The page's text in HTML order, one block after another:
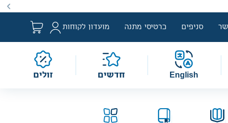
למבצע לפי הגדרת החוק. מבצעים מתקיימים מעת לעת לתקופה
סניפים כרטיסי מתנה מועדון לקוחות
English חדשים זולים